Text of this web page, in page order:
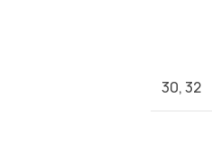
30,32